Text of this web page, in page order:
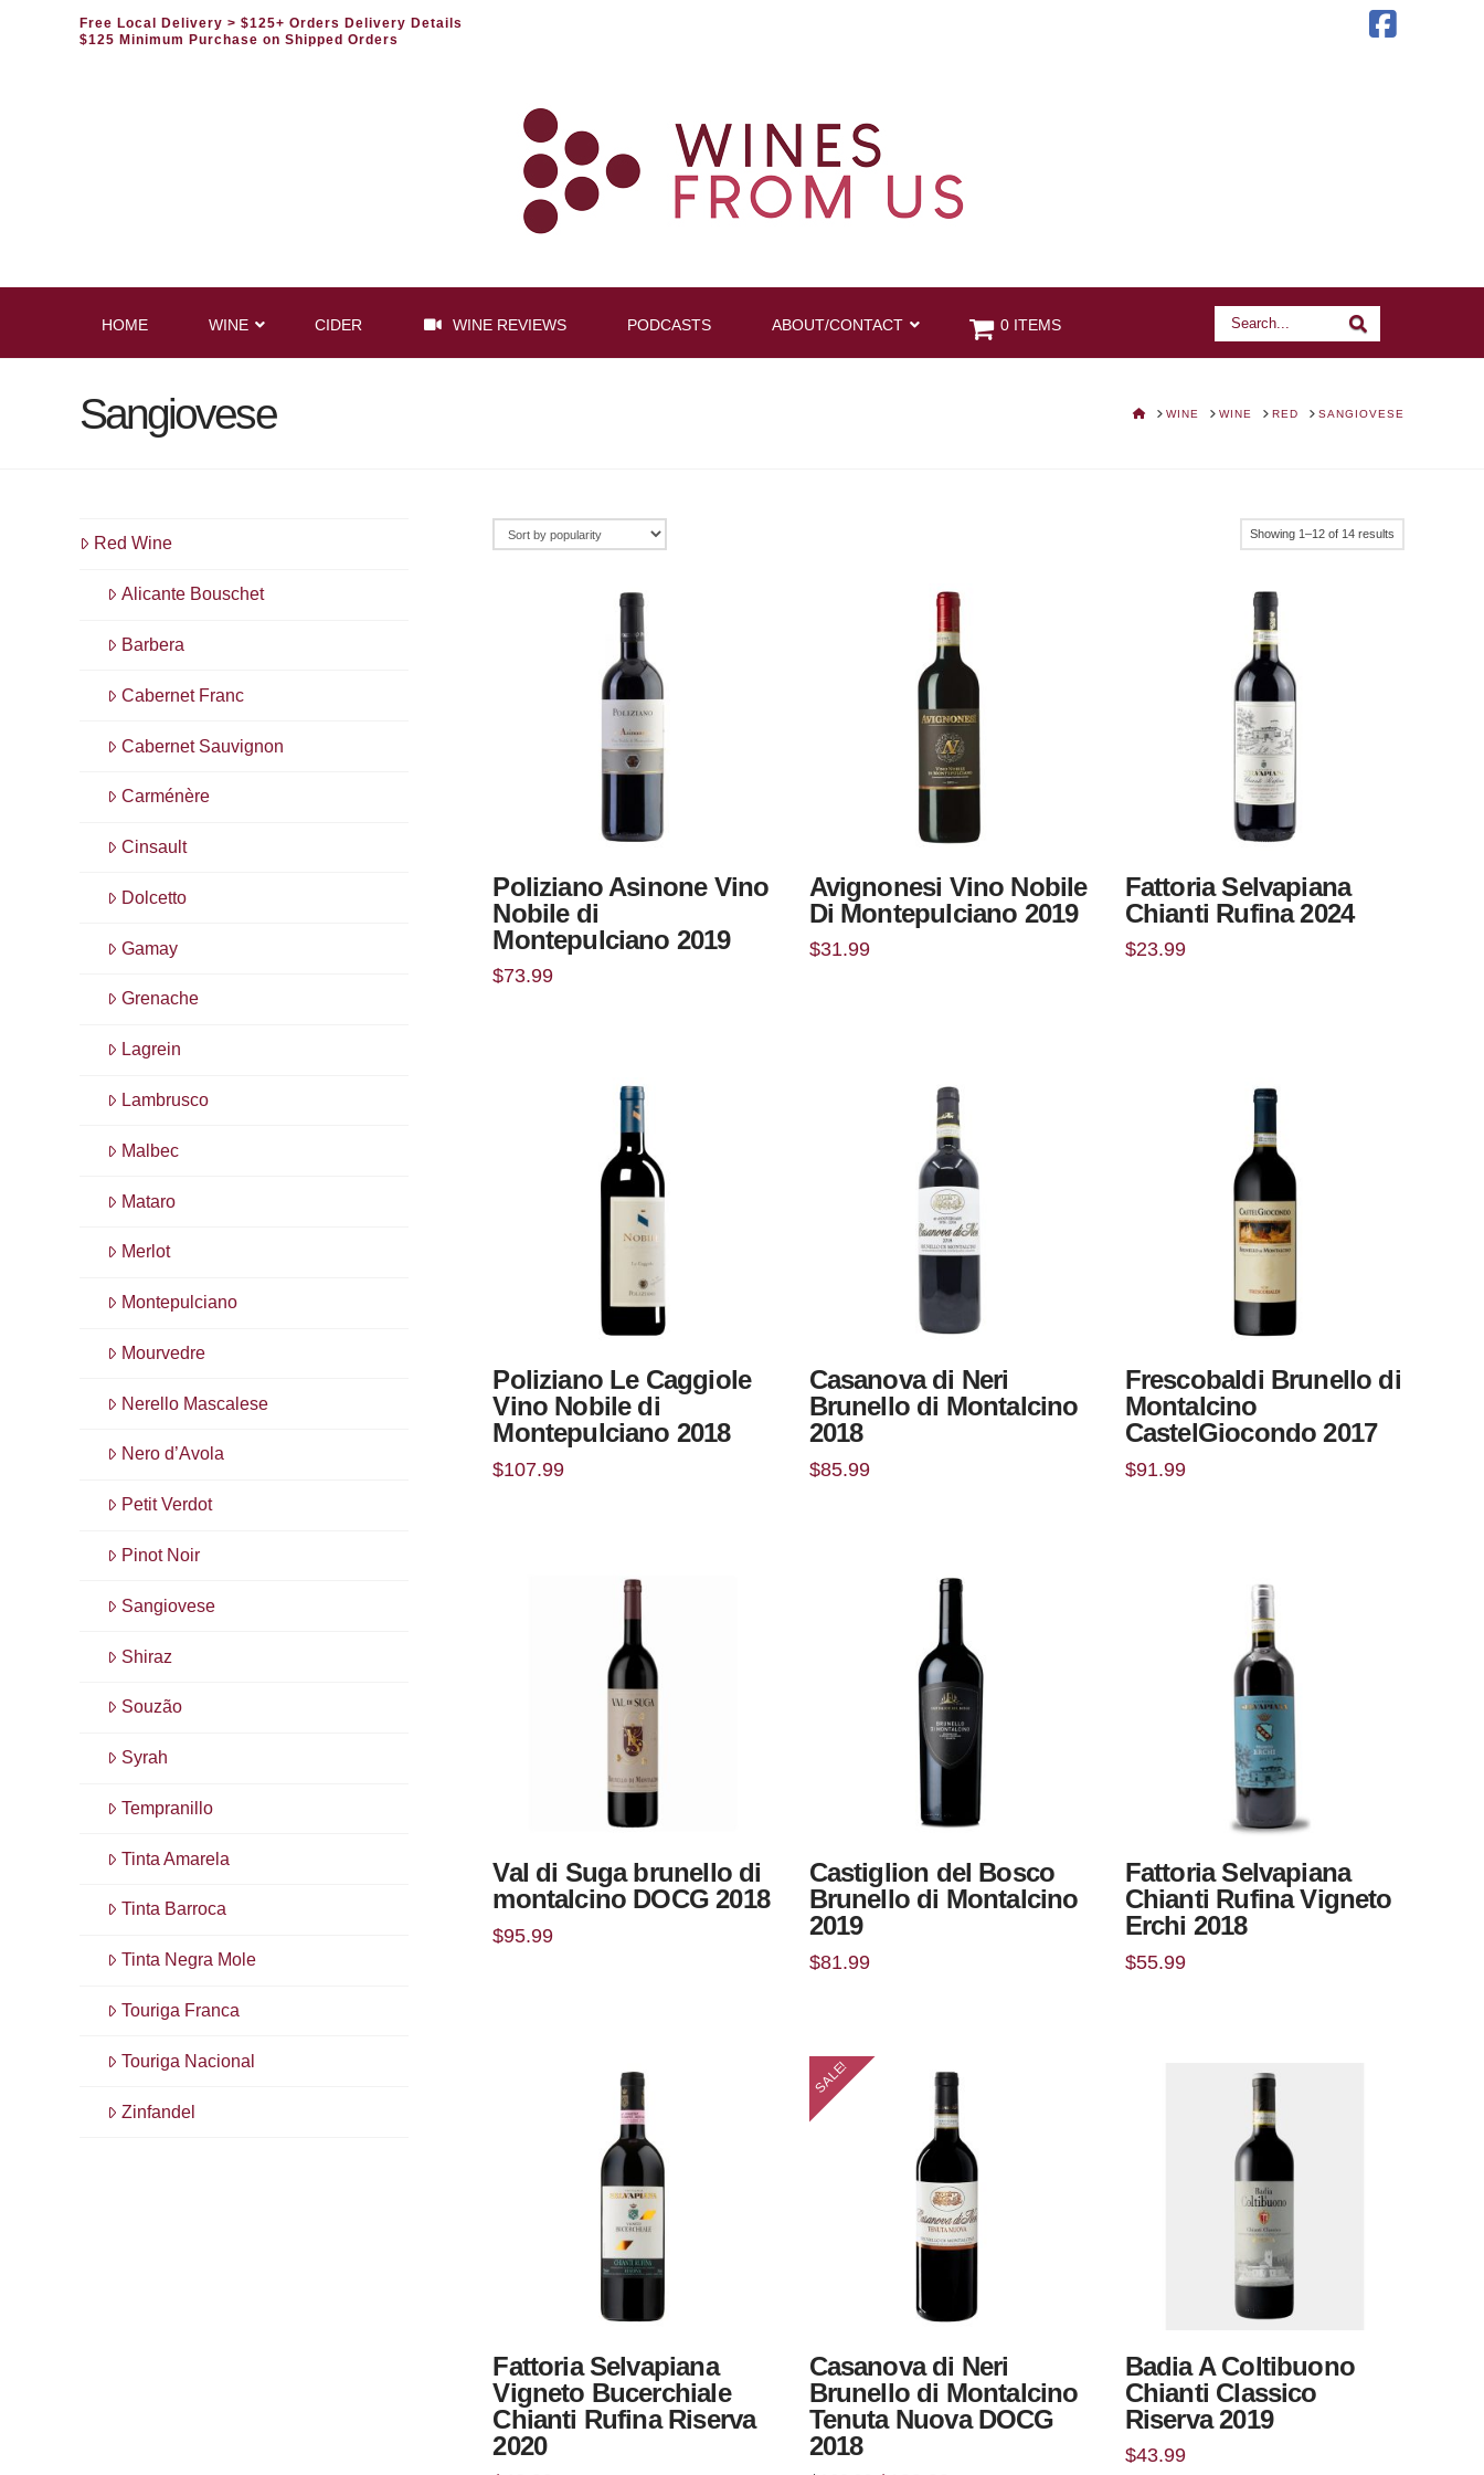
Free Local Delivery > $125+ Orders Delivery Details
$125 Minimum Purchase on Shipped Orders
HOME WINE CIDER WINE REVIEWS PODCASTS ABOUT/CONTACT Search
0 ITEMS
Sangiovese HOMEWINE WINE RED SANGIOVESE
Showing 1–12 of 14 results
Poliziano Asinone Vino
Nobile di
Montepulciano 2019
$73.99
Avignonesi Vino Nobile
Di Montepulciano 2019
$31.99
Fattoria Selvapiana
Chianti Rufina 2024
$23.99
Poliziano Le Caggiole
Vino Nobile di
Montepulciano 2018
$107.99
Casanova di Neri
Brunello di Montalcino
2018
$85.99
Frescobaldi Brunello di
Montalcino
CastelGiocondo 2017
$91.99
Val di Suga brunello di
montalcino DOCG 2018
$95.99
Castiglion del Bosco
Brunello di Montalcino
2019
$81.99
Fattoria Selvapiana
Chianti Rufina Vigneto
Erchi 2018
$55.99
Fattoria Selvapiana
Vigneto Bucerchiale
Chianti Rufina Riserva
2020
SALE!
Casanova di Neri
Brunello di Montalcino
Tenuta Nuova DOCG
2018
Badia A Coltibuono
Chianti Classico
Riserva 2019
$43.99
Red Wine
Alicante Bouschet
Barbera
Cabernet Franc
Cabernet Sauvignon
Carménère
Cinsault
Dolcetto
Gamay
Grenache
Lagrein
Lambrusco
Malbec
Mataro
Merlot
Montepulciano
Mourvedre
Nerello Mascalese
Nero d’Avola
Petit Verdot
Pinot Noir
Sangiovese
Shiraz
Souzão
Syrah
Tempranillo
Tinta Amarela
Tinta Barroca
Tinta Negra Mole
Touriga Franca
Touriga Nacional
Zinfandel